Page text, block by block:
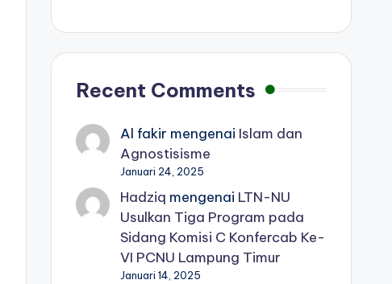
Recent Comments
Al fakir mengenai Islam dan
Agnostisisme
Januari 24, 2025
Hadziq mengenai LTN-NU
Usulkan Tiga Program pada
Sidang Komisi C Konfercab Ke-
VI PCNU Lampung Timur
Januari 14, 2025